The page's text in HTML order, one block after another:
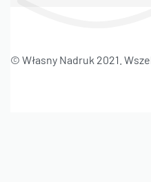
© Własny Nadruk 2021.